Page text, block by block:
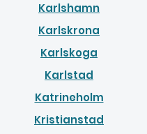
Karlshamn
Karlskrona
Karlskoga
Karlstad
Katrineholm
Kristianstad